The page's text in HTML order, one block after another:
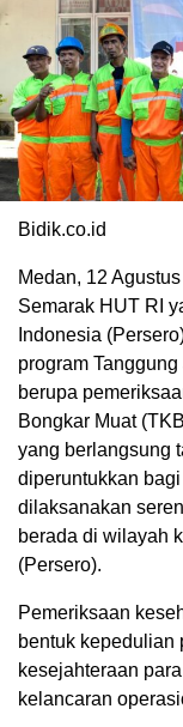
Bidik.co.id
Medan, 12
Semarak HUT RI
Indonesia
program
berupa
Bongkar Muat
yang berlangsung
diperuntukkan
dilaksanakan
berada di wilayah
(Persero).
Pemeriksaan
bentuk kepedulian
kesejahteraan
kelancaran